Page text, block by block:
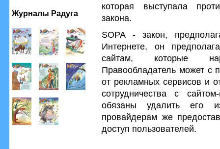
Журналы Радуга
которая выступала
закона.
SOPA - закон,
Интернете, он
сайтам, которые
Правообладатель может с
от рекламных сервисов и
сотрудничества с
обязаны удалить его
провайдерам же
доступ пользователей.